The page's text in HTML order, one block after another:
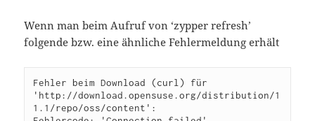
Wenn man beim Aufruf von ‘zypper refresh’
folgende bzw. eine ähnliche Fehlermeldung erhält
Fehler beim Download (curl) für
'http://download.opensuse.org/distribution/1
1.1/repo/oss/content':